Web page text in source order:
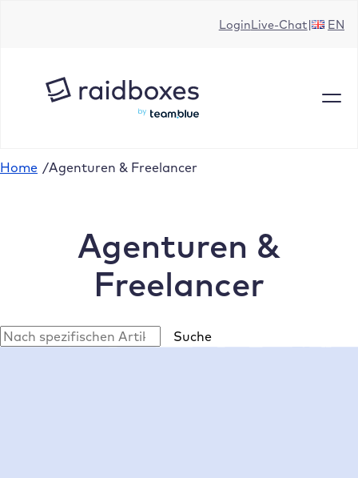
LoginLive-Chat EN
Home /Agenturen & Freelancer
Agenturen &
Freelancer
Suchen Suche